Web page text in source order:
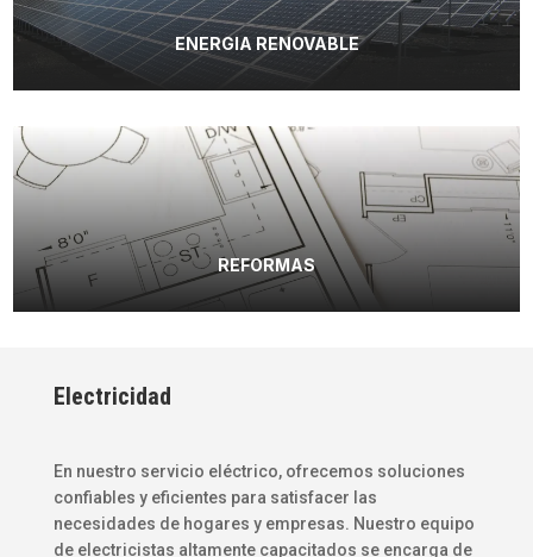
ENERGIA RENOVABLE
REFORMAS
Electricidad
En nuestro servicio eléctrico, ofrecemos soluciones
confiables y eficientes para satisfacer las
necesidades de hogares y empresas. Nuestro equipo
de electricistas altamente capacitados se encarga de